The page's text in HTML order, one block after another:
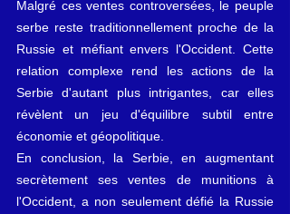
Malgré ces ventes controversées, le peuple
serbe reste traditionnellement proche de la
Russie et méfiant envers l'Occident. Cette
relation complexe rend les actions de la
Serbie d'autant plus intrigantes, car elles
révèlent un jeu d'équilibre subtil entre
économie et géopolitique.
En conclusion, la Serbie, en augmentant
secrètement ses ventes de munitions à
l'Occident, a non seulement défié la Russie